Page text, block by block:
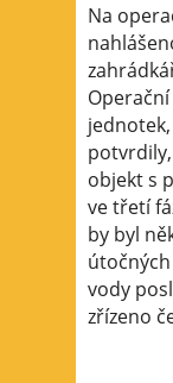
Na
objekt s
ve třetí
by byl
vody
zřízeno